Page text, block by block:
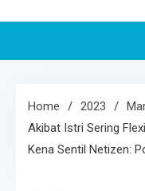
Home 2023
Akibat Istri Sering
Kena Sentil Netizen: